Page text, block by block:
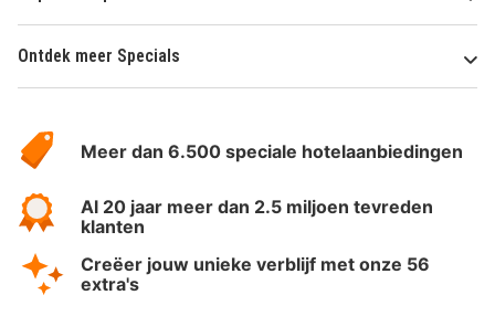
Ontdek meer Specials
HotelSpecials
Meer dan 6.500 speciale hotelaanbiedingen
Al 20 jaar meer dan 2.5 miljoen tevreden
klanten
Creëer jouw unieke verblijf met onze 56
extra's